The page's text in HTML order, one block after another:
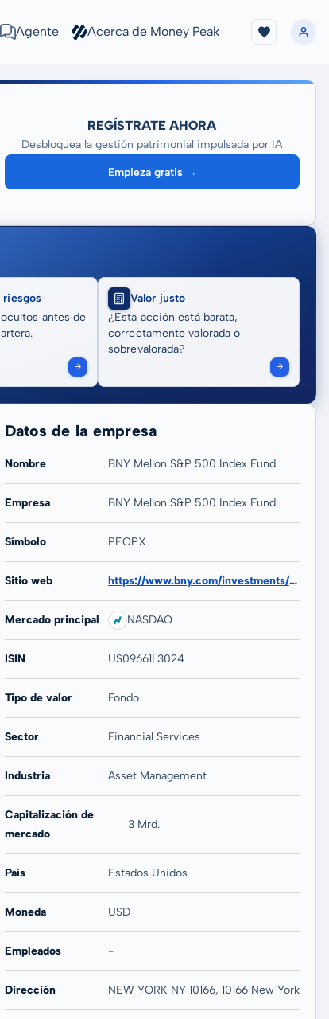
Agente Acerca de Money Peak
REGÍSTRATE AHORA
Desbloquea la gestión patrimonial impulsada por IA
Empieza gratis →
riesgos
antes de
Valor justo
¿Esta acción está barata,
correctamente valorada o
sobrevalorada?
años
Datos de la empresa
Nombre BNY Mellon S&P 500 Index Fund
Empresa BNY Mellon S&P 500 Index Fund
Símbolo PEOPX
Sitio web https://www.bny.com/investments/us/en/individual/products/lt/fund/bny-mellon-sp-500-index-fund.html
Mercado principal NASDAQ
ISIN US09661L3024
Tipo de valor Fondo
Sector Financial Services
Industria Asset Management
Capitalización de
mercado
3 Mrd.
País Estados Unidos
Moneda USD
Empleados -
Dirección NEW YORK NY 10166, 10166 New York